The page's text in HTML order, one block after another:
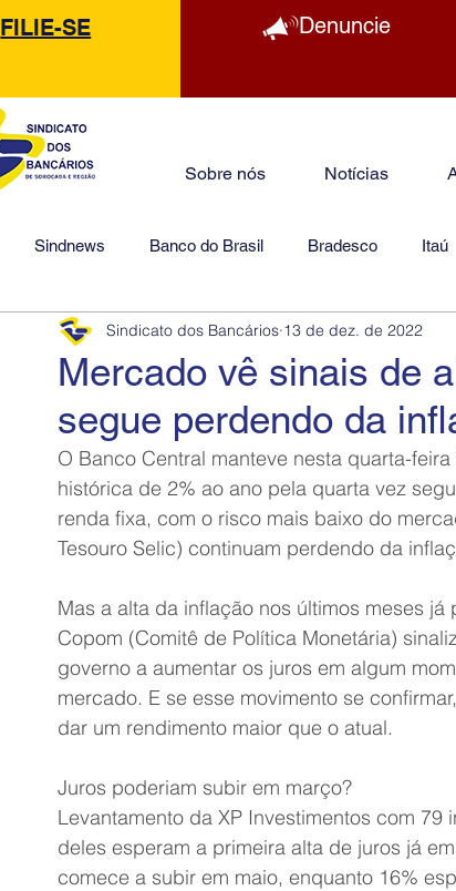
FILIE-SE Denuncie
Sobre nós Notícias
Sindnews Banco do Brasil Bradesco Itaú
HSBC Financeiras Jurídico
Mercado vê sinais de
segue perdendo da
Sindicato dos Bancários 13 de dez. de 2022
O Banco Central manteve nesta quarta-
histórica de 2% ao ano pela quarta vez
renda fixa, com o risco mais baixo do
Tesouro Selic) continuam perdendo da
Mas a alta da inflação nos últimos meses
Copom (Comitê de Política Monetária)
governo a aumentar os juros em algum
mercado. E se esse movimento se
dar um rendimento maior que o atual.
Juros poderiam subir em março?
Levantamento da XP Investimentos com
deles esperam a primeira alta de juros já
comece a subir em maio, enquanto 16%